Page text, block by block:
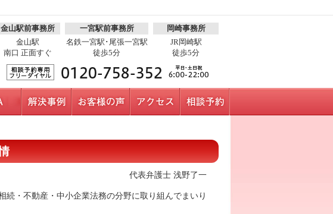
金山駅前事務所
金山駅
南口 正面すぐ
一宮駅前事務所
名鉄一宮駅･尾張一宮駅
徒歩5分
岡崎事務所
JR岡崎駅
徒歩5分
代表弁護士 浅野了一
・不動産・中小企業法務の分野に取り組んでまいり